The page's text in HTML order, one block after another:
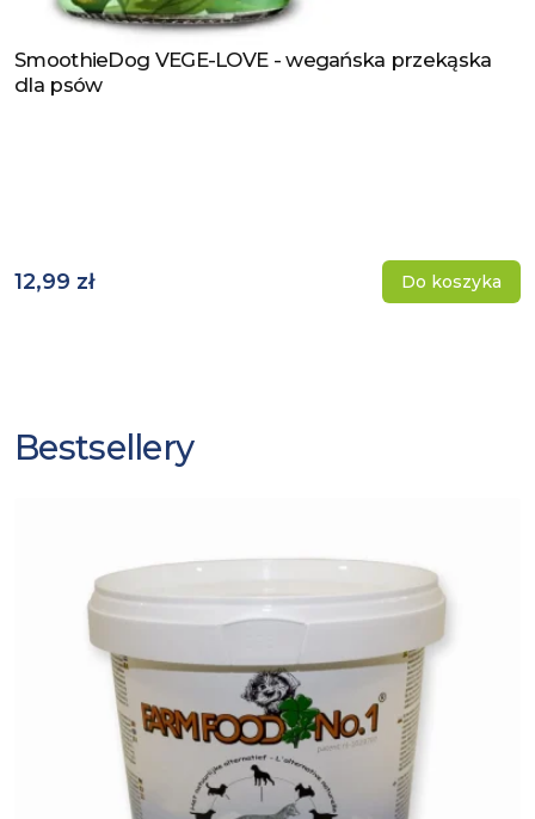
Zobacz produkt
SmoothieDog VEGE-LOVE - wegańska przekąska
dla psów
12,99 zł Do koszyka
Bestsellery